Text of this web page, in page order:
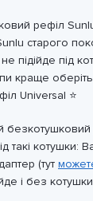
рефіл Sunlu
старого
не підійде під
краще
Universal ⭐
такі котушки:
(тут
і без